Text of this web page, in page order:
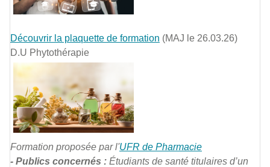
Découvrir la plaquette de formation (MAJ le 26.03.26)
D.U Phytothérapie
Formation proposée par l'UFR de Pharmacie
- Publics concernés : Étudiants de santé titulaires d’un